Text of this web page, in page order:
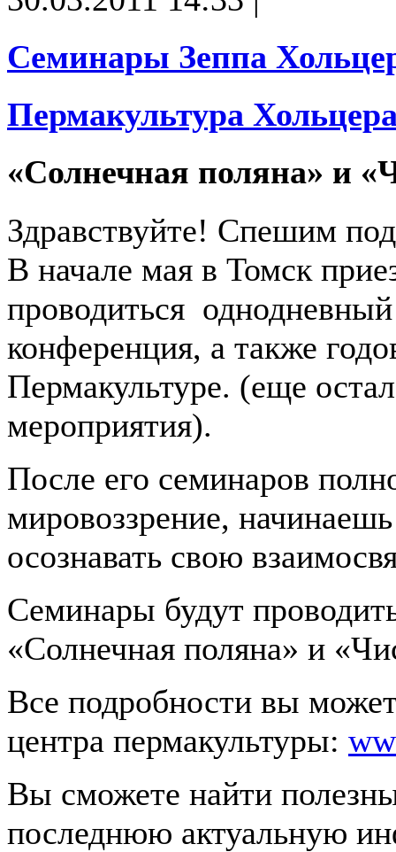
Семинары Зеппа
Пермакультура
«Солнечная поляна» и
Здравствуйте! Спешим
В начале мая в Томск
проводиться
конференция, а также
Пермакультуре. (еще
мероприятия).
После его семинаров
мировоззрение,
осознавать свою
Семинары будут
«Солнечная поляна» и
Все подробности вы
центра пермакультуры:
Вы сможете найти
последнюю актуальную